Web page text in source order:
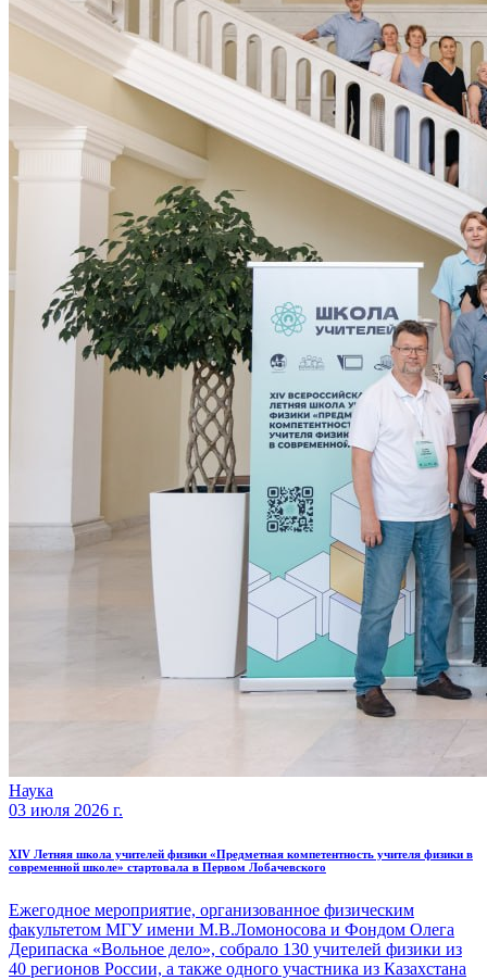
Наука
03 июля 2026 г.
XIV Летняя школа учителей физики «Предметная компетентность учителя физики в
современной школе» стартовала в Первом Лобачевского
Ежегодное мероприятие, организованное физическим
факультетом МГУ имени М.В.Ломоносова и Фондом Олега
Дерипаска «Вольное дело», собрало 130 учителей физики из
40 регионов России, а также одного участника из Казахстана